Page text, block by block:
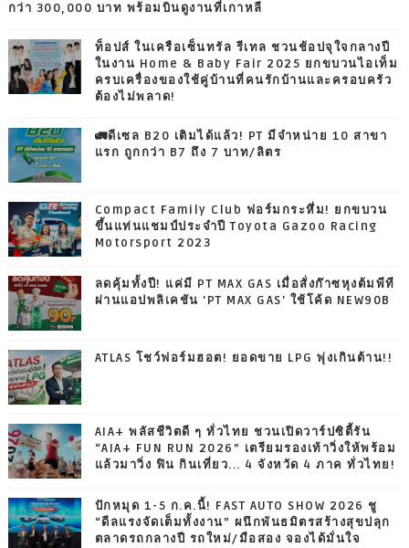
กว่า 300,000 บาท พร้อมบินดูงานที่เกาหลี
ท็อปส์ ในเครือเซ็นทรัล รีเทล ชวนช้อปจุใจกลางปี
ในงาน Home & Baby Fair 2025 ยกขบวนไอเท็ม
ครบเครื่องของใช้คู่บ้านที่คนรักบ้านและครอบครัว
ต้องไม่พลาด!
🚛ดีเซล B20 เติมได้แล้ว! PT มีจำหน่าย 10 สาขา
แรก ถูกกว่า B7 ถึง 7 บาท/ลิตร
Compact Family Club ฟอร์มกระหึ่ม! ยกขบวน
ขึ้นแท่นแชมป์ประจำปี Toyota Gazoo Racing
Motorsport 2023
ลดคุ้มทั้งปี! แค่มี PT MAX GAS เมื่อสั่งก๊าซหุงต้มพีที
ผ่านแอปพลิเคชัน 'PT MAX GAS' ใช้โค้ด NEW90B
ATLAS โชว์ฟอร์มฮอต! ยอดขาย LPG พุ่งเกินต้าน!!
AIA+ พลัสชีวิตดี ๆ ทั่วไทย ชวนเปิดวาร์ปซิตี้รัน
“AIA+ FUN RUN 2026” เตรียมรองเท้าวิ่งให้พร้อม
แล้วมาวิ่ง ฟิน กินเที่ยว... 4 จังหวัด 4 ภาค ทั่วไทย!
ปักหมุด 1-5 ก.ค.นี้! FAST AUTO SHOW 2026 ชู
“ดีลแรงจัดเต็มทั้งงาน” ผนึกพันธมิตรสร้างสุขปลุก
ตลาดรถกลางปี รถใหม่/มือสอง จองได้มั่นใจ